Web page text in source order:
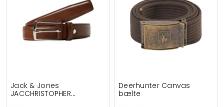
Jack & Jones
JACCHRISTOPHER
Deerhunter Canvas
bælte